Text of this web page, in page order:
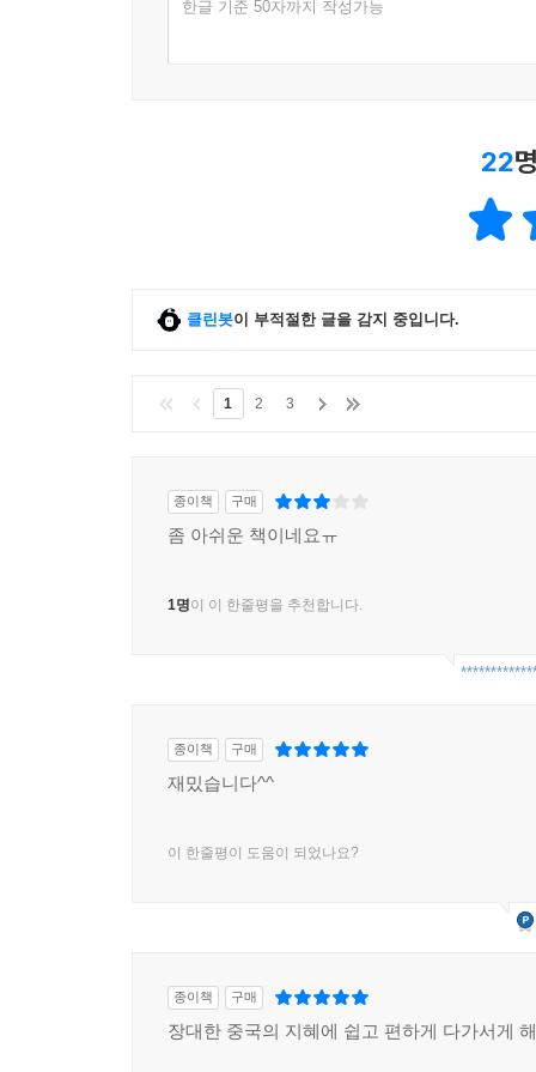
한글 기준 50자까지 작성가능
22
클린봇이 부적절한 글을 감지 중입니다.
1 2 3
종이책 구매
좀 아쉬운 책이네요ㅠ
1명이 이 한줄평을 추천합니다.
종이책 구매
재밌습니다^^
이 한줄평이 도움이 되었나요?
종이책 구매
장대한 중국의 지혜에 쉽고 편하게 다가서게